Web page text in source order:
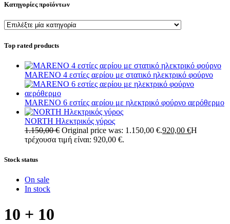
Κατηγορίες προϊόντων
Top rated products
MARENO 4 εστίες αερίου με στατικό ηλεκτρικό φούρνο
MARENO 6 εστίες αερίου με ηλεκτρικό φούρνο αερόθερμο
NORTH Ηλεκτρικός γύρος
1.150,00€ Original price was: 1.150,00 €.920,00 €Η
τρέχουσα τιμή είναι: 920,00 €.
Stock status
On sale
In stock
10 + 10